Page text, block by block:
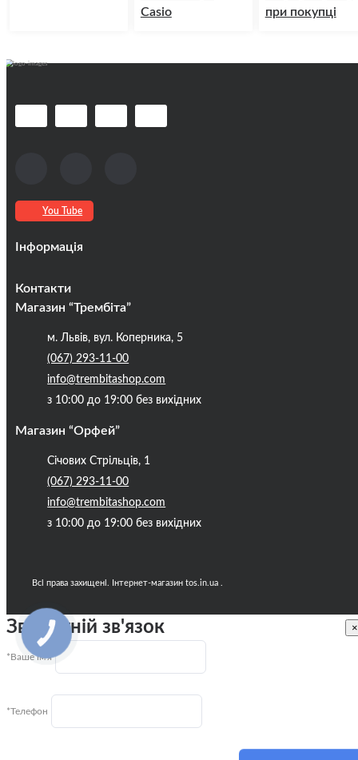
Casio
при покупці
You Tube
Інформація
Кредити
Контакти
Публічна оферта
Бренди
Блог
Контакти
Магазин “Трембіта”
м. Львів, вул. Коперника, 5
(067) 293-11-00
info@trembitashop.com
з 10:00 до 19:00 без вихідних
Магазин “Орфей”
Січових Стрільців, 1
(067) 293-11-00
info@trembitashop.com
з 10:00 до 19:00 без вихідних
Всі права захищені. Інтернет-магазин tos.in.ua .
Зворотній зв'язок ×
*Ваше ім'я
*Телефон
КНОПКА
ЗВ'ЯЗКУ